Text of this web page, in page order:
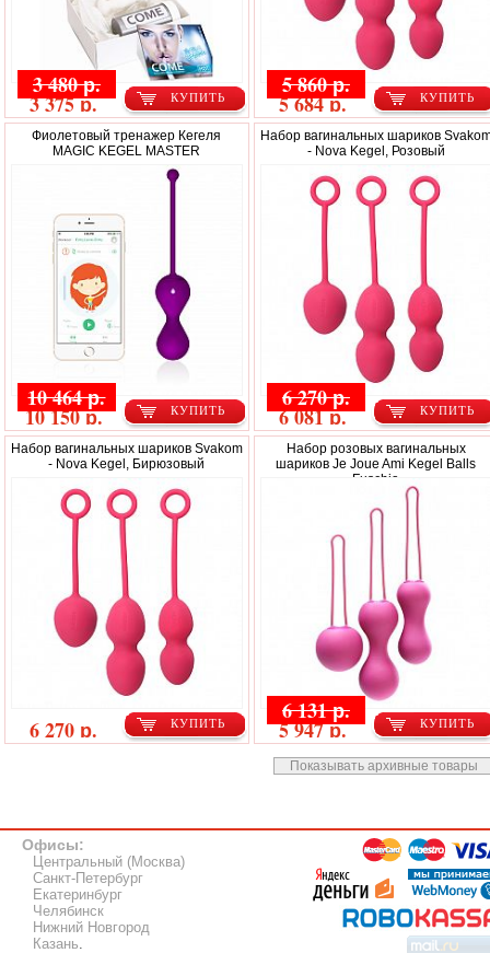
КУПИТЬ
3 480 р.
3 375 р. КУПИТЬ
5 860 р.
5 684 р.
Фиолетовый тренажер Кегеля
MAGIC KEGEL MASTER
КУПИТЬ
10 464 р.
10 150 р.
Набор вагинальных шариков
- Nova Kegel, Розовый
КУПИТЬ
6 270 р.
6 081 р.
Набор вагинальных шариков Svakom
- Nova Kegel, Бирюзовый
КУПИТЬ
6 270 р.
Набор розовых вагинальных
шариков Je Joue Ami Kegel Balls
Fuschia
КУПИТЬ
6 131 р.
5 947 р.
Показывать архивные товары
Офисы:
Центральный (Москва)
Санкт-Петербург
Екатеринбург
Челябинск
Нижний Новгород
Казань.